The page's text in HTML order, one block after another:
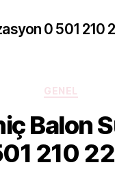
0 501 210
Kategoriler
GENEL
Balon
210